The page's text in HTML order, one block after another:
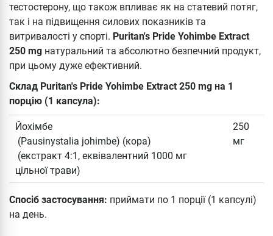
тестостерону, що також впливає як на статевий потяг,
так і на підвищення силових показників та
витривалості у спорті. Puritan's Pride Yohimbe Extract
250 mg натуральний та абсолютно безпечний продукт,
при цьому дуже ефективний.
Склад Puritan's Pride Yohimbe Extract 250 mg на 1
порцію (1 капсула):
Йохімбе
(Pausinystalia johimbe) (кора)
(екстракт 4:1, еквівалентний 1000 мг
цільної трави)
250
мг
Спосіб застосування: приймати по 1 порції (1 капсулі)
на день.